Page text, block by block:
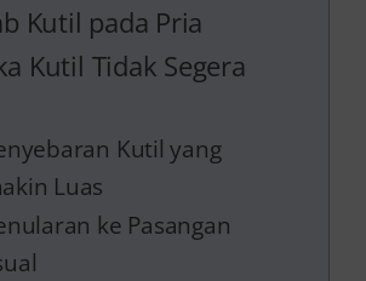
Kutil pada Pria
Kutil Tidak Segera
Kutil yang
Luas
ke Pasangan